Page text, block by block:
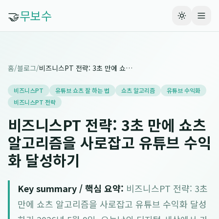
🤝무보수
홈/블로그/ 비즈니스PT 전략: 3초 만에 쇼츠 알고리즘을 사로잡고 유튜브 수익화 달성하기
비즈니스PT 유튜브 쇼츠 잘 하는 법 쇼츠 알고리즘
유튜브 수익화
비즈니스PT 전략
비즈니스PT 전략: 3초 만에 쇼츠
알고리즘을 사로잡고 유튜브 수익
화 달성하기
Key summary / 핵심 요약: 비즈니스PT 전략: 3초
만에 쇼츠 알고리즘을 사로잡고 유튜브 수익화 달성